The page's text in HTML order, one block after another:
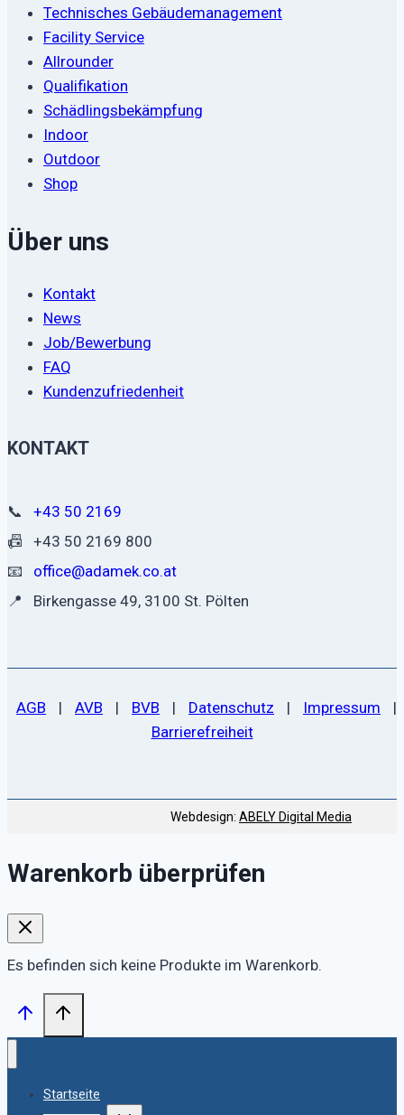
Technisches Gebäudemanagement
Facility Service
Allrounder
Qualifikation
Schädlingsbekämpfung
Indoor
Outdoor
Shop
Über uns
Kontakt
News
Job/Bewerbung
FAQ
Kundenzufriedenheit
KONTAKT
📞
+43 50 2169
📠
+43 50 2169 800
📧
office@adamek.co.at
📍
Birkengasse 49, 3100 St. Pölten
AGB | AVB | BVB | Datenschutz | Impressum
|
Barrierefreiheit
Webdesign: ABELY Digital Media
Warenkorb überprüfen
Es befinden sich keine Produkte im Warenkorb.
Startseite